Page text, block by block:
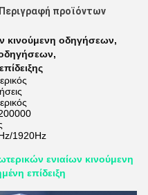
Περιγραφή προϊόντων
κινούμενη οδηγήσεων,
,
1920Hz
ενιαίων κινούμενη
επίδειξη